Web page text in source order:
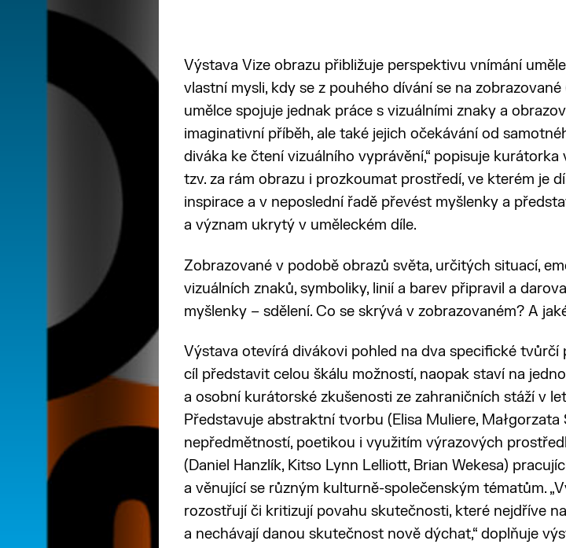
Výstava Vize obrazu přibližuje perspektivu vnímání
vlastní mysli, kdy se z pouhého dívání se na zobrazované
umělce spojuje jednak práce s vizuálními znaky a
imaginativní příběh, ale také jejich očekávání od
diváka ke čtení vizuálního vyprávění,“ popisuje
tzv. za rám obrazu i prozkoumat prostředí, ve kterém je
inspirace a v neposlední řadě převést myšlenky a
a význam ukrytý v uměleckém díle.
Zobrazované v podobě obrazů světa, určitých situací,
vizuálních znaků, symboliky, linií a barev připravil a
myšlenky – sdělení. Co se skrývá v zobrazovaném? A
Výstava otevírá divákovi pohled na dva specifické tvůrčí
cíl představit celou škálu možností, naopak staví na
a osobní kurátorské zkušenosti ze zahraničních stáží v
Představuje abstraktní tvorbu (Elisa Muliere,
nepředmětností, poetikou i využitím výrazových
(Daniel Hanzlík, Kitso Lynn Lelliott, Brian Wekesa)
a věnující se různým kulturně-společenským tématům.
rozostřují či kritizují povahu skutečnosti, které nejdříve
a nechávají danou skutečnost nově dýchat,“ doplňuje